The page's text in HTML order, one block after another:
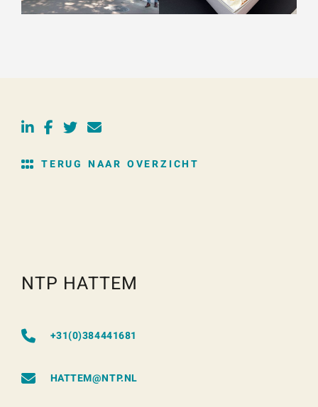
TERUG NAAR OVERZICHT
NTP HATTEM
+31(0)384441681
HATTEM@NTP.NL